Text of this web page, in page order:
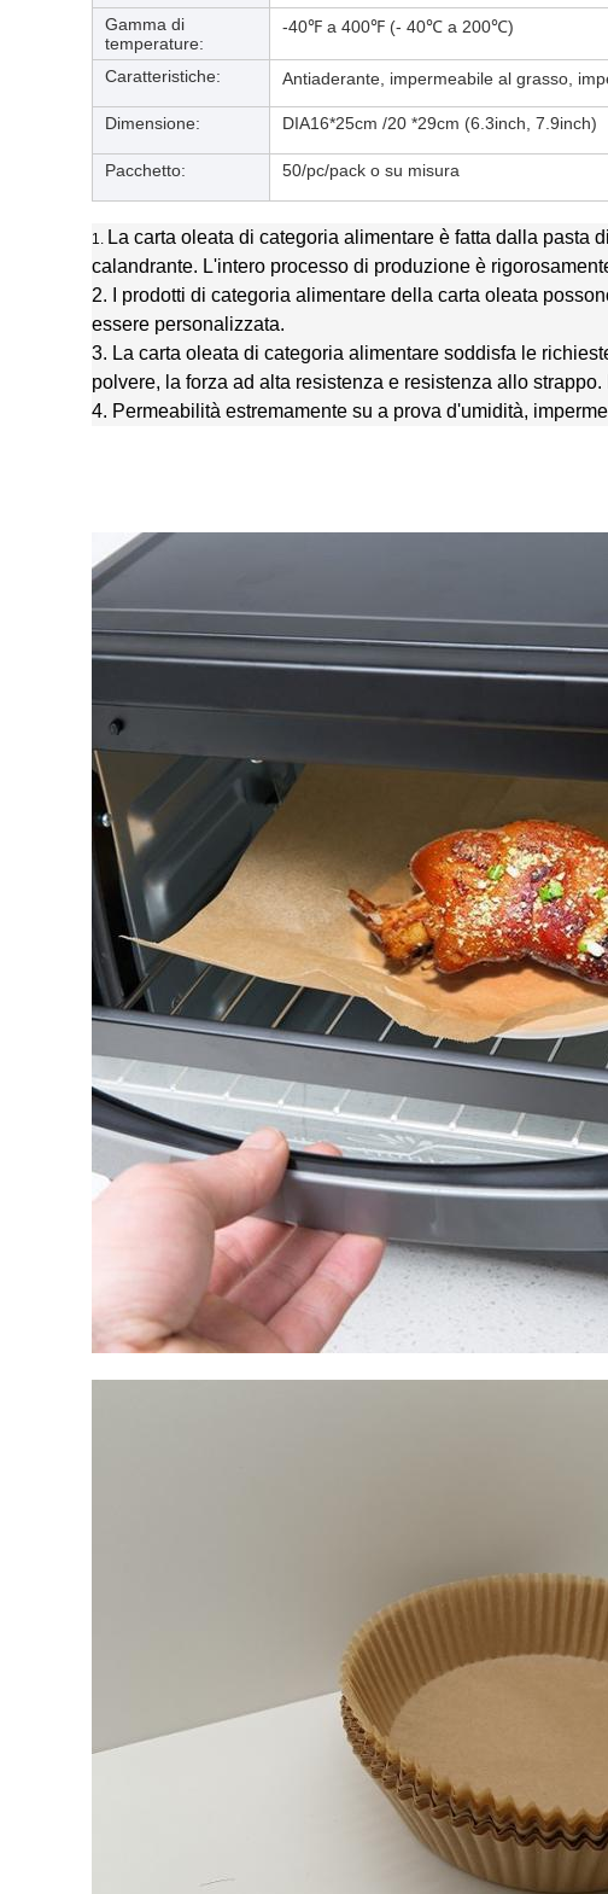
Gamma di
temperature:
-40℉ a 400℉ (- 40℃ a 200℃)
Caratteristiche: Antiaderante, impermeabile al grasso,
Dimensione: DIA16*25cm /20 *29cm (6.3inch, 7.9inch)
Pacchetto: 50/pc/pack o su misura
1. La carta oleata di categoria alimentare è fatta dalla
calandrante. L'intero processo di produzione è
2. I prodotti di categoria alimentare della carta oleata
essere personalizzata.
3. La carta oleata di categoria alimentare soddisfa le
polvere, la forza ad alta resistenza e resistenza allo
4. Permeabilità estremamente su a prova d'umidità,